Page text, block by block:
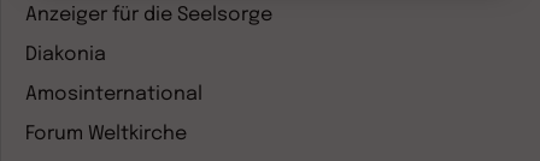
Anzeiger für die Seelsorge
Diakonia
Amosinternational
Forum Weltkirche